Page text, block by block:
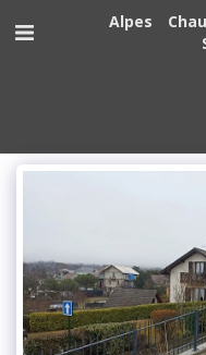
Alpes